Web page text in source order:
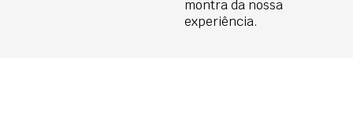
montra da nossa
experiência.